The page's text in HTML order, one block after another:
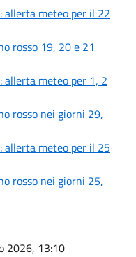
allerta meteo per il 22
rosso 19, 20 e 21
allerta meteo per 1, 2
rosso nei giorni 29,
allerta meteo per il 25
rosso nei giorni 25,
2026, 13:10